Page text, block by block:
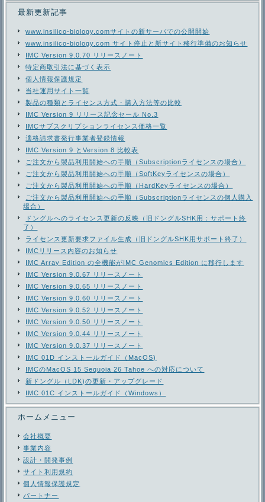
最新更新記事
www.insilico-biology.comサイトの新サーバでの公開開始
www.insilico-biology.com サイト停止と新サイト移行準備のお知らせ
IMC Version 9.0.70 リリースノート
特定商取引法に基づく表示
個人情報保護規定
当社運用サイト一覧
製品の種類とライセンス方式・購入方法等の比較
IMC Version 9 リリース記念セール No.3
IMCサブスクリプションライセンス価格一覧
適格請求書発行事業者登録情報
IMC Version 9 とVersion 8 比較表
ご注文から製品利用開始への手順（Subscriptionライセンスの場合）
ご注文から製品利用開始への手順（SoftKeyライセンスの場合）
ご注文から製品利用開始への手順（HardKeyライセンスの場合）
ご注文から製品利用開始への手順（Subscriptionライセンスの個人購入
場合）
ドングルへのライセンス更新の反映（旧ドングルSHK用：サポート終
了）
ライセンス更新要求ファイル生成（旧ドングルSHK用サポート終了）
IMCリリース内容のお知らせ
IMC Array Edition の全機能がIMC Genomics Edition に移行します
IMC Version 9.0.67 リリースノート
IMC Version 9.0.65 リリースノート
IMC Version 9.0.60 リリースノート
IMC Version 9.0.52 リリースノート
IMC Version 9.0.50 リリースノート
IMC Version 9.0.44 リリースノート
IMC Version 9.0.37 リリースノート
IMC 01D インストールガイド（MacOS)
IMCのMacOS 15 Sequoia 26 Tahoe への対応について
新ドングル（LDK)の更新・アップグレード
IMC 01C インストールガイド（Windows）
ホームメニュー
会社概要
事業内容
設計・開発事例
サイト利用規約
個人情報保護規定
パートナー